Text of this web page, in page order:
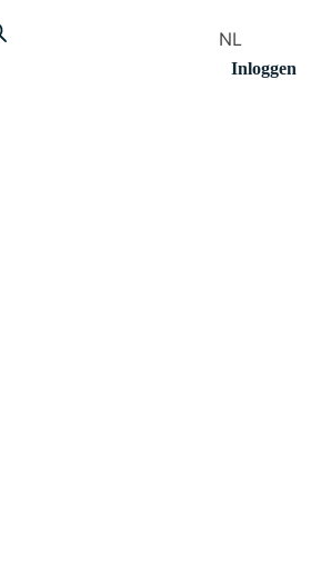
NL
Inloggen